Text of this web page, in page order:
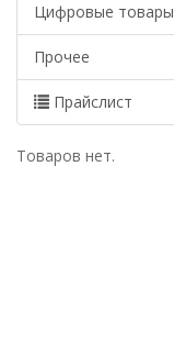
Цифровые товары
Прочее
Прайслист
Товаров нет.